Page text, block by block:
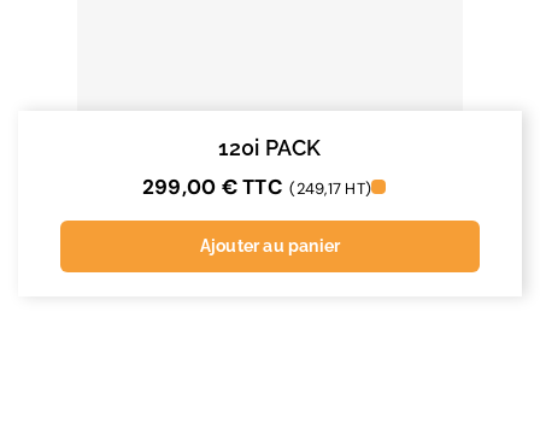
120i PACK
299,00 €TTC (249,17 HT)
Ajouter au panier